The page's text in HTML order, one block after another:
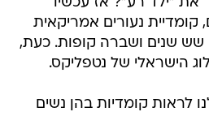
את "ילד רע"? אז עכשיו
קומדיית נעורים אמריקאית
שש שנים ושברה קופות. כעת,
הישראלי של נטפליקס.
לראות קומדיות בהן נשים